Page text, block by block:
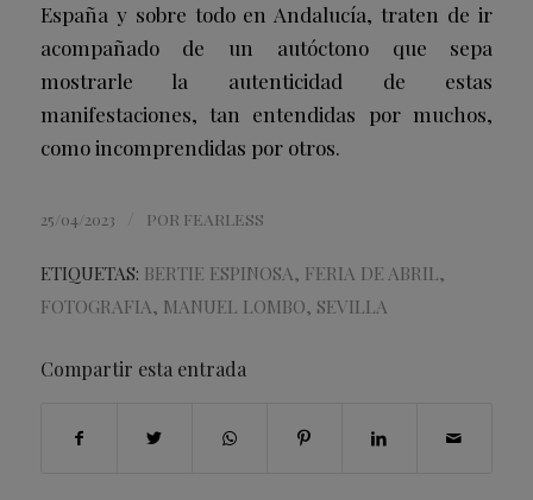
España y sobre todo en Andalucía, traten de ir
acompañado de un autóctono que sepa
mostrarle la autenticidad de estas
manifestaciones, tan entendidas por muchos,
como incomprendidas por otros.
25/04/2023 POR FEARLESS
ETIQUETAS: BERTIE ESPINOSA, FERIA DE ABRIL,
FOTOGRAFIA, MANUEL LOMBO, SEVILLA
Compartir esta entrada